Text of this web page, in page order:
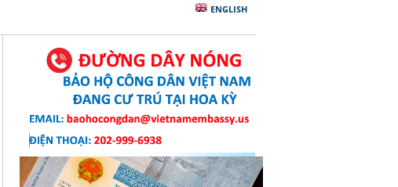
ENGLISH